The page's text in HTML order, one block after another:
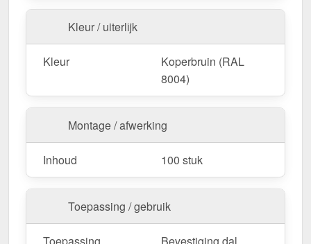
Kleur / uiterlijk
Kleur
Koperbruin (RAL
8004)
Montage / afwerking
Inhoud 100 stuk
Toepassing / gebruik
Toepassing
Bevestiging dal